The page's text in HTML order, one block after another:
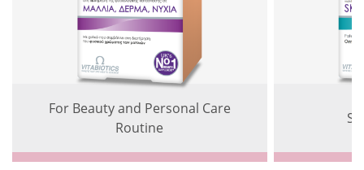
For Beauty and Personal Care
Routine